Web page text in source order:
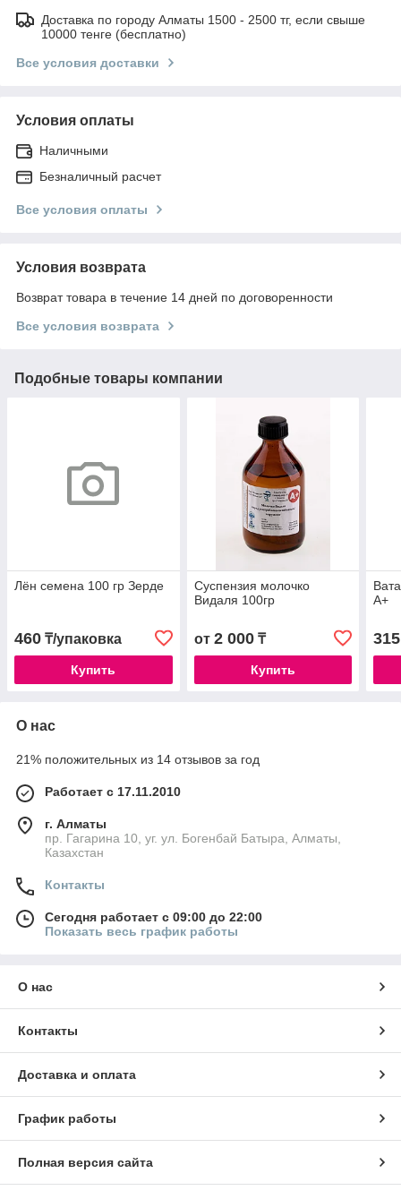
Доставка по городу Алматы 1500 - 2500 тг, если свыше
10000 тенге (бесплатно)
Все условия доставки
Условия оплаты
Наличными
Безналичный расчет
Все условия оплаты
Условия возврата
Возврат товара в течение 14 дней по договоренности
Все условия возврата
Подобные товары компании
Лён семена 100 гр Зерде
460 ₸/упаковка
Купить
Суспензия молочко
Видаля 100гр
от 2 000₸
Купить
А+
315
О нас
21% положительных из 14 отзывов за год
Работает с 17.11.2010
г. Алматы
пр. Гагарина 10, уг. ул. Богенбай Батыра, Алматы,
Казахстан
Контакты
Сегодня работает с 09:00 до 22:00
Показать весь график работы
О нас
Контакты
Доставка и оплата
График работы
Полная версия сайта